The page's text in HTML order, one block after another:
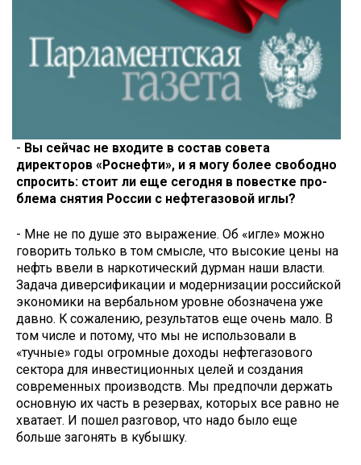
- Вы сейчас не входите в состав совета
директоров «Роснефти», и я могу более свободно
спросить: сто­ит ли еще сегодня в повестке про­
блема снятия России с нефтегазо­вой иглы?
- Мне не по душе это выражение. Об «игле» можно
говорить только в том смысле, что высокие цены на
нефть ввели в наркотический дурман наши власти.
Задача диверсификации и модернизации российской
эконо­мики на вербальном уровне обозначена уже
давно. К сожалению, резуль­татов еще очень мало. В
том числе и потому, что мы не использовали в
«тучные» годы огромные доходы неф­тегазового
сектора для инвестицион­ных целей и создания
современных производств. Мы предпочли держать
основную их часть в резервах, кото­рых все равно не
хватает. И пошел разговор, что надо было еще
больше загонять в кубышку.